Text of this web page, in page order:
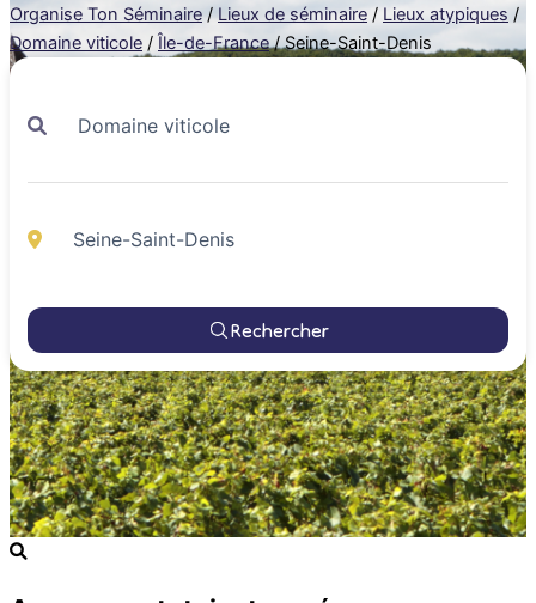
Organise Ton Séminaire / Lieux de séminaire / Lieux atypiques /
Domaine viticole / Île-de-France / Seine-Saint-Denis
Rechercher